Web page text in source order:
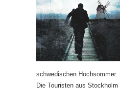
schwedischen Hochsommer.
Die Touristen aus